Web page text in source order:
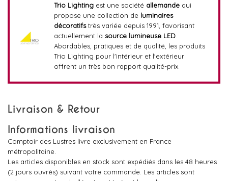
Trio Lighting est une société allemandequi
propose une collection de luminaires
décoratifstrès variée depuis 1991, favorisant
actuellement la source lumineuse LED.
Abordables, pratiques et de qualité, les produits
Trio Lighting pour l'intérieur et l'extérieur
offrent un très bon rapport qualité-prix.
Livraison & Retour
Informations livraison
Comptoir des Lustres livre exclusivement en France
métropolitaine.
Les articles disponibles en stock sont expédiés dans les 48 heures
(2 jours ouvrés) suivant votre commande. Les articles sont